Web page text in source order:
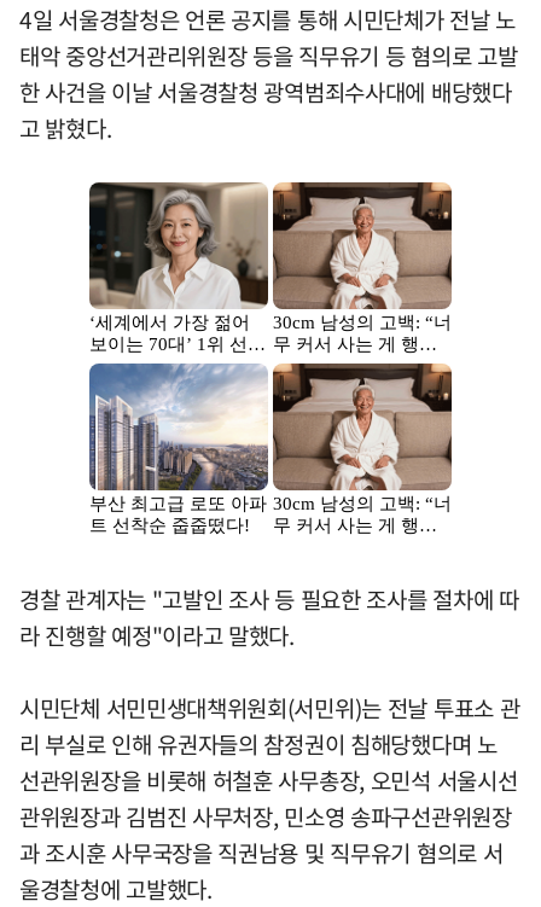
4일 서울경찰청은 언론 공지를 통해 시민단체가 전날 노
태악 중앙선거관리위원장 등을 직무유기 등 혐의로 고발
한 사건을 이날 서울경찰청 광역범죄수사대에 배당했다
고 밝혔다.
경찰 관계자는 "고발인 조사 등 필요한 조사를 절차에 따
라 진행할 예정"이라고 말했다.
시민단체 서민민생대책위원회(서민위)는 전날 투표소 관
리 부실로 인해 유권자들의 참정권이 침해당했다며 노
선관위원장을 비롯해 허철훈 사무총장, 오민석 서울시선
관위원장과 김범진 사무처장, 민소영 송파구선관위원장
과 조시훈 사무국장을 직권남용 및 직무유기 혐의로 서
울경찰청에 고발했다.